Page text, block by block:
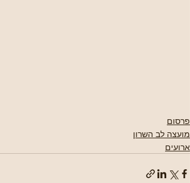
פרסום
מועצה לב השרון
ארועים